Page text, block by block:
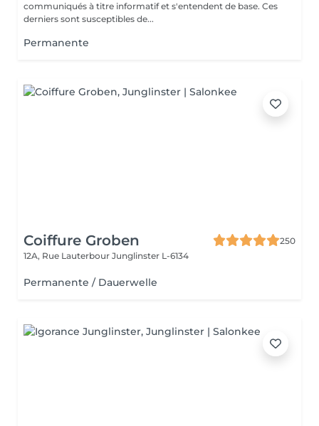
communiqués à titre informatif et s'entendent de base. Ces
derniers sont susceptibles de...
Permanente
Coiffure Groben
250
12A, Rue Lauterbour Junglinster L-6134
Permanente / Dauerwelle